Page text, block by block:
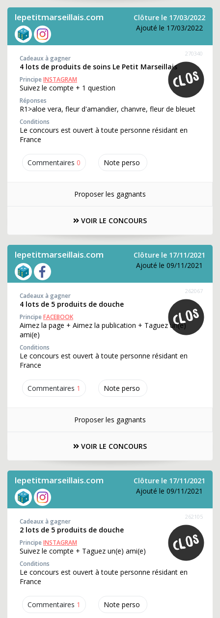
lepetitmarseillais.com
Clôture le 17/03/2022
Ajouté le 17/03/2022
Commentaires 0 Note perso
270340
Cadeaux à gagner
4 lots de produits de soins Le Petit Marseillais
PrincipeINSTAGRAM
Suivez le compte + 1 question
Réponses
R1>aloe vera, fleur d'amandier, chanvre, fleur de bleuet
Conditions
Le concours est ouvert à toute personne résidant en
France
Proposer les gagnants
VOIR LE CONCOURS
lepetitmarseillais.com
Clôture le 17/11/2021
Ajouté le 09/11/2021
Commentaires 1 Note perso
262067
Cadeaux à gagner
4 lots de 5 produits de douche
PrincipeFACEBOOK
Aimez la page + Aimez la publication + Taguez un(e)
ami(e)
Conditions
Le concours est ouvert à toute personne résidant en
France
Proposer les gagnants
VOIR LE CONCOURS
lepetitmarseillais.com
Clôture le 17/11/2021
Ajouté le 09/11/2021
Commentaires 1 Note perso
262105
Cadeaux à gagner
2 lots de 5 produits de douche
PrincipeINSTAGRAM
Suivez le compte + Taguez un(e) ami(e)
Conditions
Le concours est ouvert à toute personne résidant en
France